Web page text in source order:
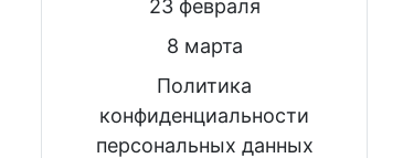
23 февраля
8 марта
Политика
конфиденциальности
персональных данных